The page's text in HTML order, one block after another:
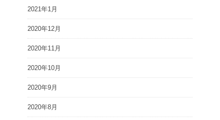
2021年1月
2020年12月
2020年11月
2020年10月
2020年9月
2020年8月